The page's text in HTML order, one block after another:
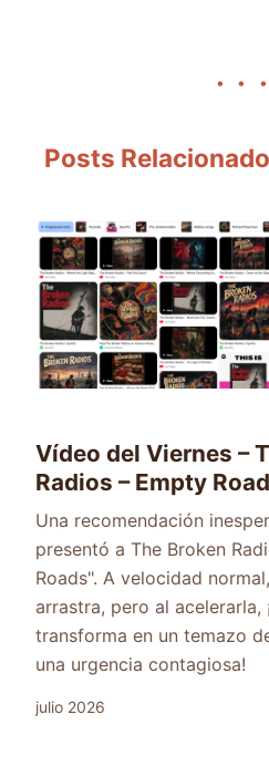
Posts
Vídeo del Viernes –
Radios – Empty
Una recomendación
presentó a The Broken
Roads". A velocidad
arrastra, pero al acelerarla,
transforma en un temazo
una urgencia contagiosa!
julio 2026